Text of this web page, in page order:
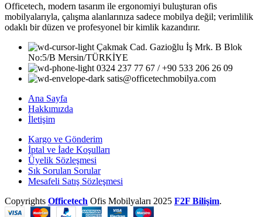
Officetech, modern tasarım ile ergonomiyi buluşturan ofis
mobilyalarıyla, çalışma alanlarınıza sadece mobilya değil; verimlilik
odaklı bir düzen ve profesyonel bir kimlik kazandırır.
Çakmak Cad. Gazioğlu İş Mrk. B Blok
No:5/B Mersin/TÜRKİYE
0324 237 77 67 / +90 533 206 26 09
satis@officetechmobilya.com
Ana Sayfa
Hakkımızda
İletişim
Kargo ve Gönderim
İptal ve İade Koşulları
Üyelik Sözleşmesi
Sık Sorulan Sorular
Mesafeli Satış Sözleşmesi
Copyrights Officetech Ofis Mobilyaları 2025 F2F Bilişim.